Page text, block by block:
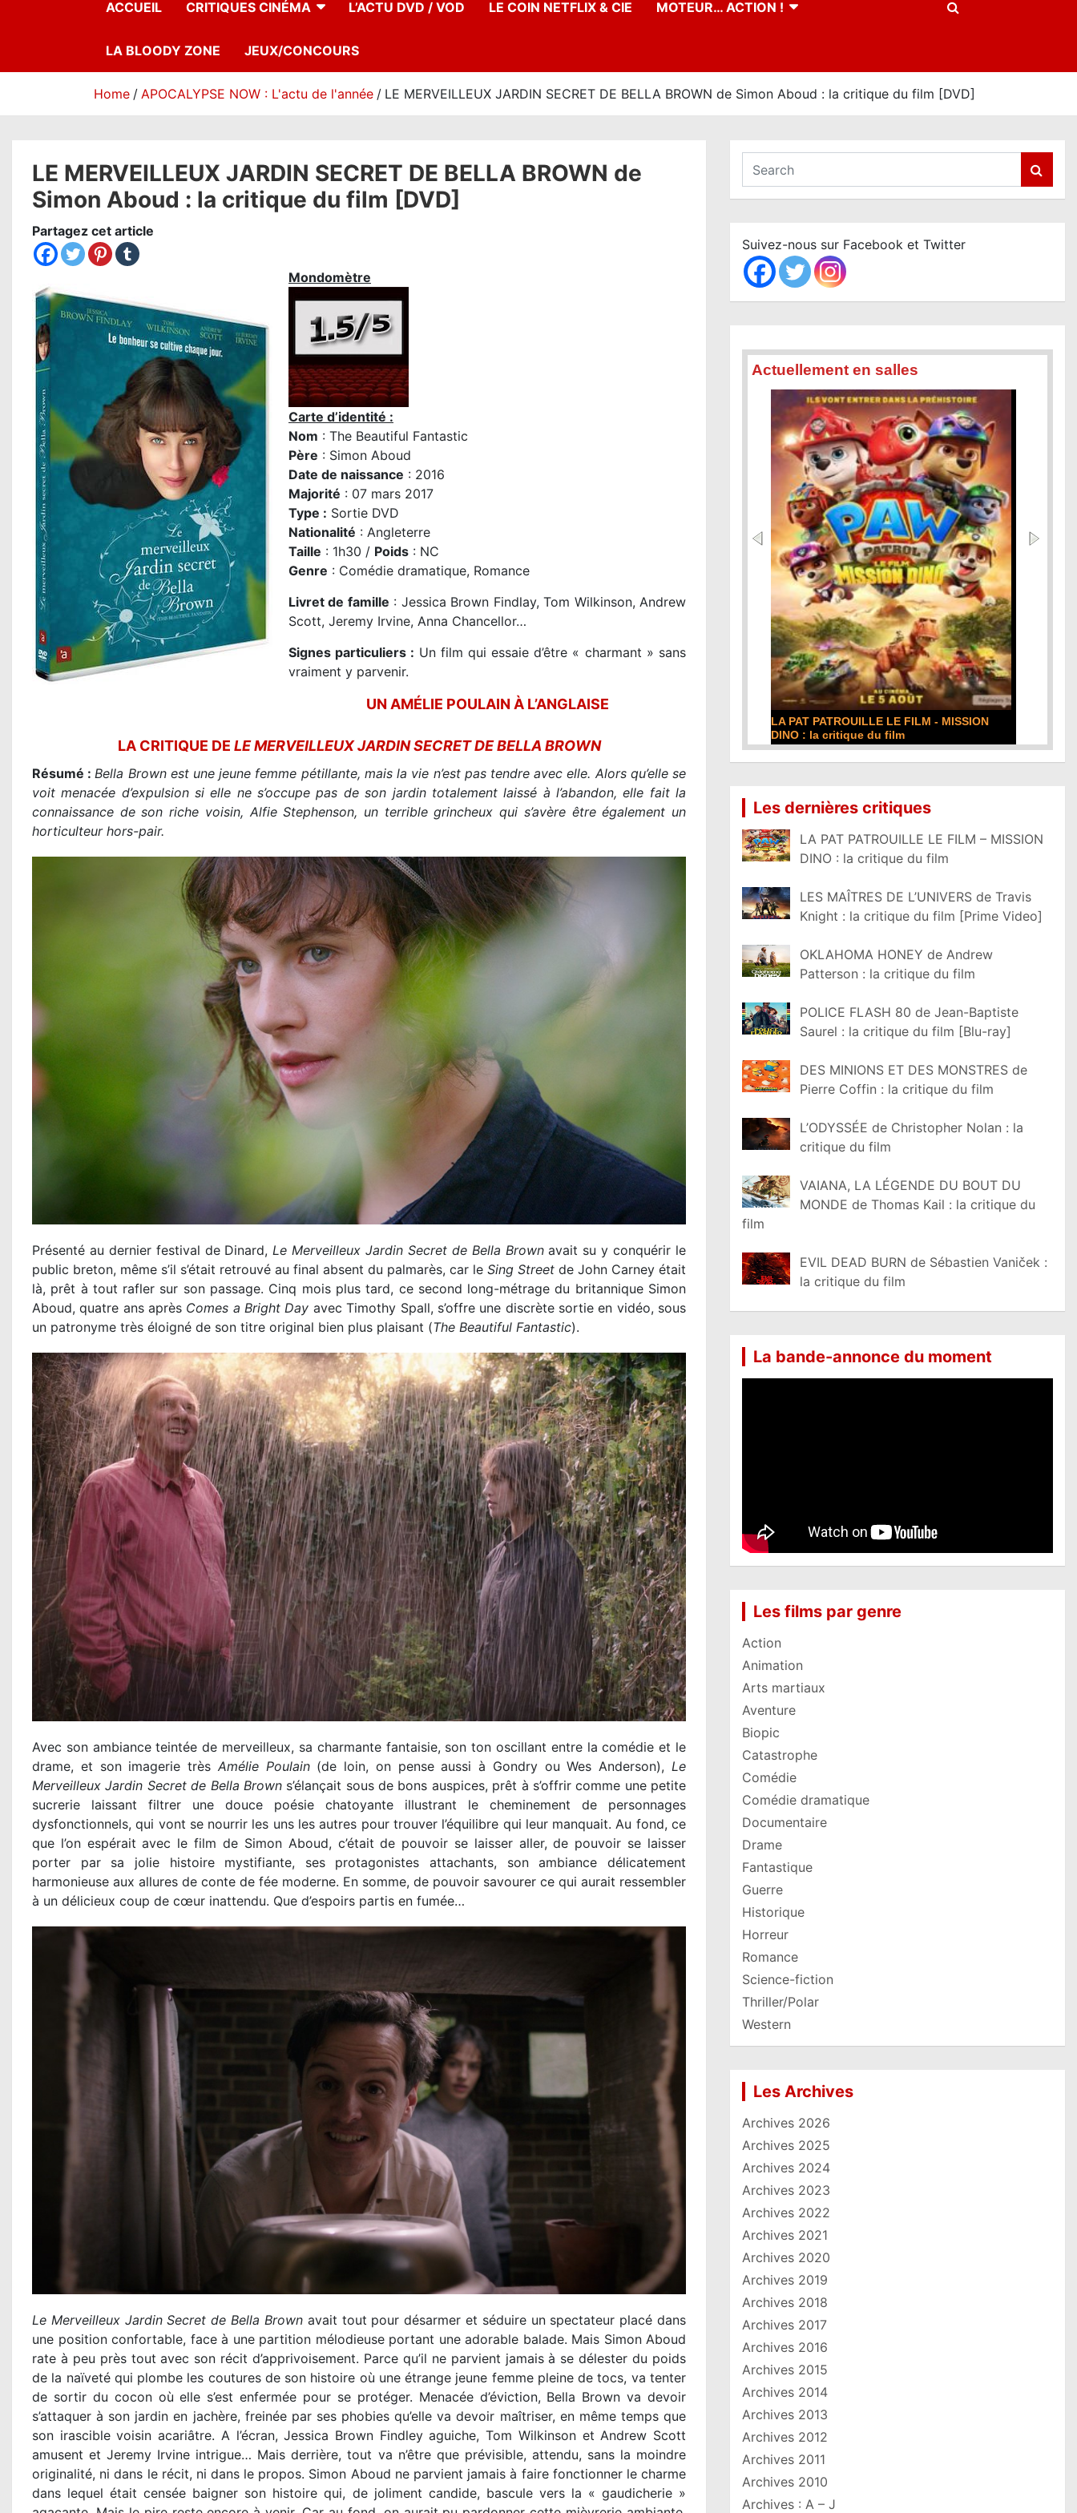
ACCUEIL CRITIQUES CINÉMA L’ACTU DVD / VOD LE COIN NETFLIX & CIE MOTEUR… ACTION !
LA BLOODY ZONE JEUX/CONCOURS
Home APOCALYPSE NOW : L'actu de l'année LE MERVEILLEUX JARDIN SECRET DE BELLA BROWN de Simon Aboud : la critique du film [DVD]
LE MERVEILLEUX JARDIN SECRET DE BELLA BROWN de
Simon Aboud : la critique du film [DVD]
Partagez cet article
Mondomètre
Carte d’identité :
Nom : The Beautiful Fantastic
Père : Simon Aboud
Date de naissance : 2016
Majorité : 07 mars 2017
Type : Sortie DVD
Nationalité : Angleterre
Taille : 1h30 / Poids : NC
Genre : Comédie dramatique, Romance
Livret de famille : Jessica Brown Findlay, Tom Wilkinson, Andrew
Scott, Jeremy Irvine, Anna Chancellor…
Signes particuliers : Un film qui essaie d’être « charmant » sans
vraiment y parvenir.
UN AMÉLIE POULAIN À L’ANGLAISE
LA CRITIQUE DE LE MERVEILLEUX JARDIN SECRET DE BELLA BROWN
Résumé :Bella Brown est une jeune femme pétillante, mais la vie n’est pas tendre avec elle. Alors qu’elle se
voit menacée d’expulsion si elle ne s’occupe pas de son jardin totalement laissé à l’abandon, elle fait la
connaissance de son riche voisin, Alfie Stephenson, un terrible grincheux qui s’avère être également un
horticulteur hors-pair.
Présenté au dernier festival de Dinard,Le Merveilleux Jardin Secret de Bella Brownavait su y conquérir le
public breton, même s’il s’était retrouvé au final absent du palmarès, car le Sing Street de John Carney était
là, prêt à tout rafler sur son passage. Cinq mois plus tard, ce second long-métrage du britannique Simon
Aboud, quatre ans après Comes a Bright Day avec Timothy Spall, s’offre une discrète sortie en vidéo, sous
un patronyme très éloigné de son titre original bien plus plaisant (The Beautiful Fantastic).
Avec son ambiance teintée de merveilleux, sa charmante fantaisie, son ton oscillant entre la comédie et le
drame, et son imagerie très Amélie Poulain(de loin, on pense aussi à Gondry ou Wes Anderson),Le
Merveilleux Jardin Secret de Bella Browns’élançait sous de bons auspices, prêt à s’offrir comme une petite
sucrerie laissant filtrer une douce poésie chatoyante illustrant le cheminement de personnages
dysfonctionnels, qui vont se nourrir les uns les autres pour trouver l’équilibre qui leur manquait. Au fond, ce
que l’on espérait avec le film de Simon Aboud, c’était de pouvoir se laisser aller, de pouvoir se laisser
porter par sa jolie histoire mystifiante, ses protagonistes attachants, son ambiance délicatement
harmonieuse aux allures de conte de fée moderne. En somme, de pouvoir savourer ce qui aurait ressembler
à un délicieux coup de cœur inattendu. Que d’espoirs partis en fumée…
Le Merveilleux Jardin Secret de Bella Brown avait tout pour désarmer et séduire un spectateur placé dans
une position confortable, face à une partition mélodieuse portant une adorable balade. Mais Simon Aboud
rate à peu près tout avec son récit d’apprivoisement. Parce qu’il ne parvient jamais à se délester du poids
de la naïveté qui plombe les coutures de son histoire où une étrange jeune femme pleine de tocs, va tenter
de sortir du cocon où elle s’est enfermée pour se protéger. Menacée d’éviction, Bella Brown va devoir
s’attaquer à son jardin en jachère, freinée par ses phobies qu’elle va devoir maîtriser, en même temps que
son irascible voisin acariâtre. A l’écran, Jessica Brown Findley aguiche, Tom Wilkinson et Andrew Scott
amusent et Jeremy Irvine intrigue… Mais derrière, tout va n’être que prévisible, attendu, sans la moindre
originalité, ni dans le récit, ni dans le propos. Simon Aboud ne parvient jamais à faire fonctionner le charme
dans lequel était censée baigner son histoire qui, de joliment candide, bascule vers la « gaudicherie »
a
c
h
Suivez-nous sur Facebook et Twitter
Actuellement en salles
DE LA COMÉDIE-FRANÇAISE : la critique du
film
Les dernières critiques
LA PAT PATROUILLE LE FILM – MISSION
DINO : la critique du film
LES MAÎTRES DE L’UNIVERS de Travis
Knight : la critique du film [Prime Video]
OKLAHOMA HONEY de Andrew
Patterson : la critique du film
POLICE FLASH 80 de Jean-Baptiste
Saurel : la critique du film [Blu-ray]
DES MINIONS ET DES MONSTRES de
Pierre Coffin : la critique du film
L’ODYSSÉE de Christopher Nolan : la
critique du film
VAIANA, LA LÉGENDE DU BOUT DU
MONDE de Thomas Kail : la critique du
film
EVIL DEAD BURN de Sébastien Vaniček :
la critique du film
La bande-annonce du moment
Les films par genre
Action
Animation
Arts martiaux
Aventure
Biopic
Catastrophe
Comédie
Comédie dramatique
Documentaire
Drame
Fantastique
Guerre
Historique
Horreur
Romance
Science-fiction
Thriller/Polar
Western
Les Archives
Archives 2026
Archives 2025
Archives 2024
Archives 2023
Archives 2022
Archives 2021
Archives 2020
Archives 2019
Archives 2018
Archives 2017
Archives 2016
Archives 2015
Archives 2014
Archives 2013
Archives 2012
Archives 2011
Archives 2010
Archives : A – J